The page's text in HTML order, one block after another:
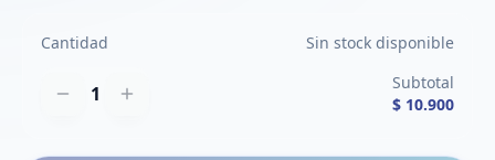
Cantidad Sin stock disponible
1
Subtotal
$ 10.900